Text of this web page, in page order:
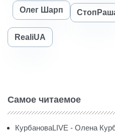
Олег Шарп
RealiUA
Самое читаемое
КурбановаLIVE - Олена